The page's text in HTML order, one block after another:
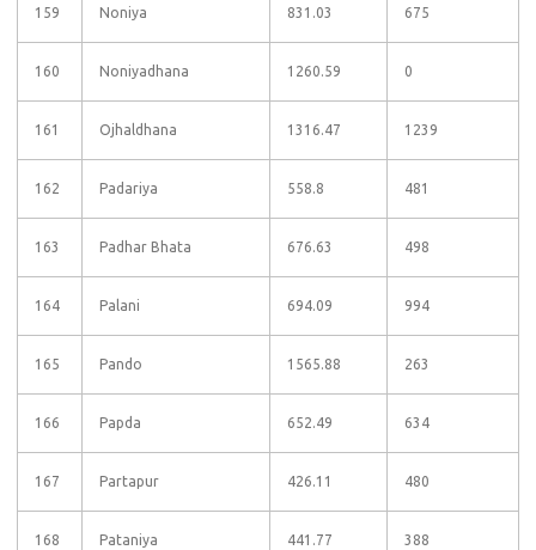
159 Noniya 831.03 675
160 Noniyadhana 1260.59 0
161 Ojhaldhana 1316.47 1239
162 Padariya 558.8 481
163 Padhar Bhata 676.63 498
164 Palani 694.09 994
165 Pando 1565.88 263
166 Papda 652.49 634
167 Partapur 426.11 480
168 Pataniya 441.77 388